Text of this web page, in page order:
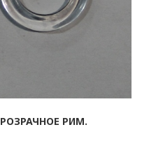
РИМ.